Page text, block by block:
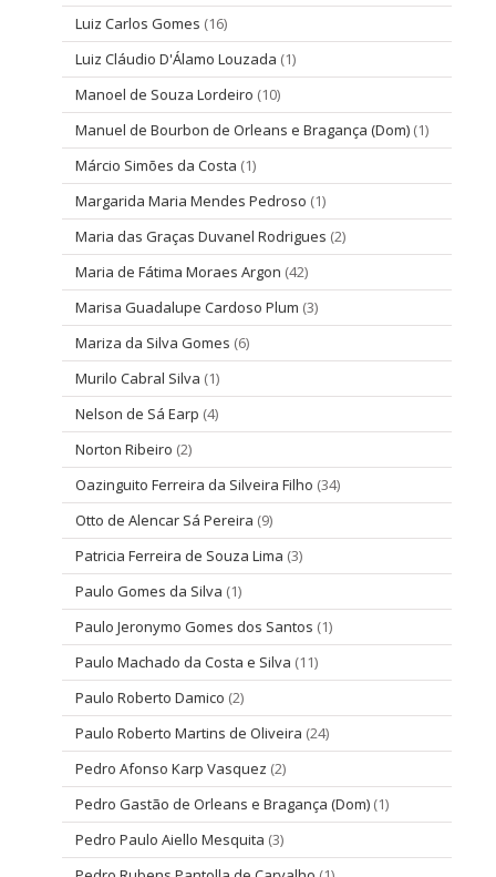
Luiz Carlos Gomes (16)
Luiz Cláudio D'Álamo Louzada (1)
Manoel de Souza Lordeiro (10)
Manuel de Bourbon de Orleans e Bragança (Dom) (1)
Márcio Simões da Costa (1)
Margarida Maria Mendes Pedroso (1)
Maria das Graças Duvanel Rodrigues (2)
Maria de Fátima Moraes Argon (42)
Marisa Guadalupe Cardoso Plum (3)
Mariza da Silva Gomes (6)
Murilo Cabral Silva (1)
Nelson de Sá Earp (4)
Norton Ribeiro (2)
Oazinguito Ferreira da Silveira Filho (34)
Otto de Alencar Sá Pereira (9)
Patricia Ferreira de Souza Lima (3)
Paulo Gomes da Silva (1)
Paulo Jeronymo Gomes dos Santos (1)
Paulo Machado da Costa e Silva (11)
Paulo Roberto Damico (2)
Paulo Roberto Martins de Oliveira (24)
Pedro Afonso Karp Vasquez (2)
Pedro Gastão de Orleans e Bragança (Dom) (1)
Pedro Paulo Aiello Mesquita (3)